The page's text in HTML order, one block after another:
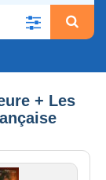
+ Les